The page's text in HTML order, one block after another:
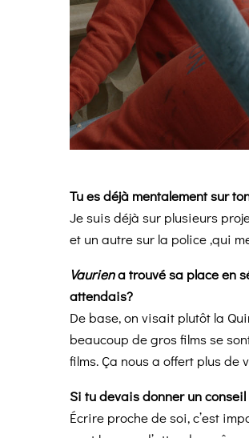
Tu es déjà mentalement sur
Je suis déjà sur plusieurs
et un autre sur la police ,qui
Vauriena trouvé sa place en
attendais?
De base, on visait plutôt la
beaucoup de gros films se
films. Ça nous a offert plus de
Si tu devais donner un
Écrire proche de soi, c’est